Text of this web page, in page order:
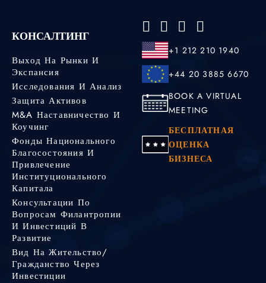
КОНСАЛТИНГ
Выход На Рынки И
Экспансия
Исследования И Анализ
Защита Активов
M&A Наставничество И
Коучинг
Фонды Национального
Благосостояния И
Привлечение
Институционального
Капитала
Консультации По
Вопросам Филантропии
И Инвестиций В
Развитие
Вид На Жительство/
Гражданство Через
Инвестиции
+1 212 210 1940
+44 20 3885 6670
BOOK A VIRTUAL
MEETING
БЕСПЛАТНАЯ
ОЦЕНКА
БИЗНЕСА